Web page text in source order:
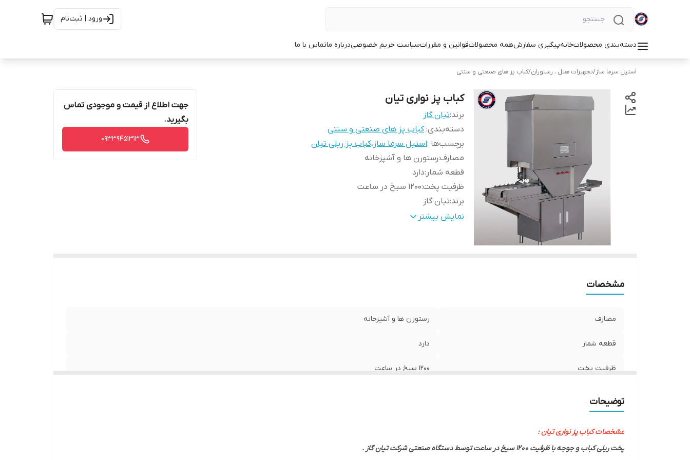
ورود | ثبت‌نام
دسته‌بندی محصولاتخانهپیگیری سفارشهمه محصولاتقوانین و مقرراتسیاست حریم خصوصیدرباره ماتماس با ما
استیل سرما ساز/تجهیزات هتل ، رستوران/کباب پز های صنعتی و سنتی
کباب پز نواری تیان
برند:تیان گاز
دسته‌بندی:کباب پز های صنعتی و سنتی
برچسب‌ها :استیل سرما ساز ،کباب پز ریلی تیان
مصارف:رستورن ها و آشپزخانه
قطعه شمار :دارد
ظرفیت پخت:1200 سیخ در ساعت
برند:تیان گاز
ابعاد:150 سانتیمتر ( طول) * 100 سانتیمتر (عرض)* 220 سانتیمتر (ارتفاع)
نمایش بیشتر
جهت اطلاع از قیمت و موجودی تماس
بگیرید.
09339451313
مشخصات
مصارف رستورن ها و آشپزخانه
قطعه شمار دارد
ظرفیت پخت 1200 سیخ در ساعت
توضیحات
مشخصات کباب پز نواری تیان :
پخت ریلی کباب و جوجه با ظرفیت 1200 سیخ در ساعت توسط دستگاه صنعتی شرکت تیان گاز .